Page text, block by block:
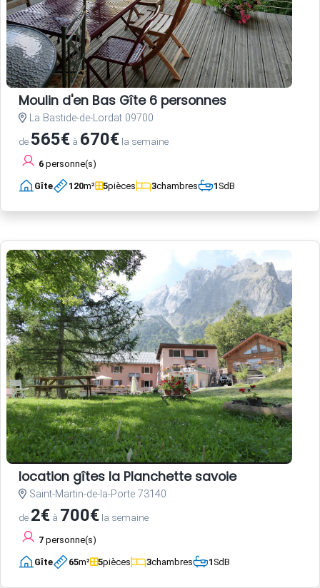
Moulin d'en Bas Gîte 6 personnes
La Bastide-de-Lordat 09700
de 565€ à 670€ la semaine
6 personne(s)
Gîte 120m² 5pièces 3chambres 1SdB
location gîtes la Planchette savoie
Saint-Martin-de-la-Porte 73140
de 2€ à 700€ la semaine
7 personne(s)
Gîte 65m² 5pièces 3chambres 1SdB